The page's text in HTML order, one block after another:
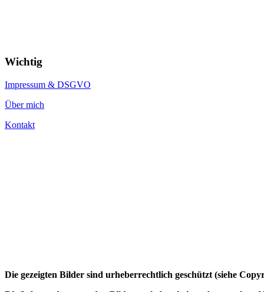
Wichtig
Impressum & DSGVO
Über mich
Kontakt
Die gezeigten Bilder sind urheberrechtlich geschützt (siehe